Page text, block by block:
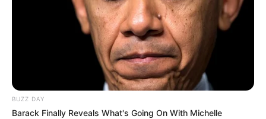
BUZZ DAY
Barack Finally Reveals What's Going On With Michelle